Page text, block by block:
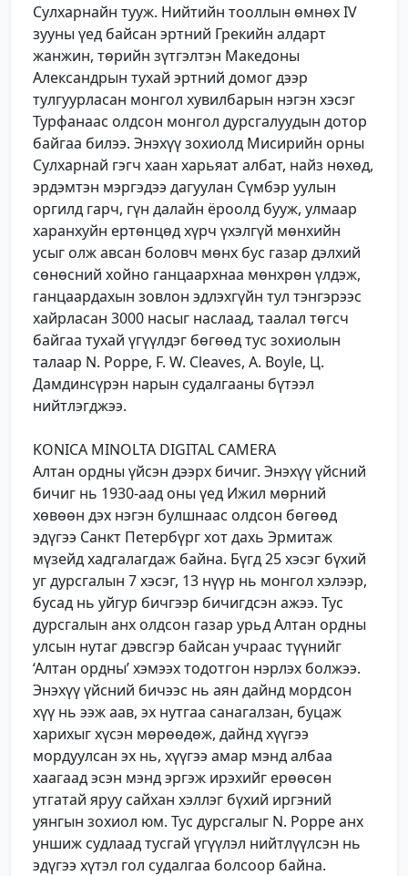
Сулхарнайн тууж. Нийтийн тооллын өмнөх IV
зууны үед байсан эртний Грекийн алдарт
жанжин, төрийн зүтгэлтэн Македоны
Александрын тухай эртний домог дээр
тулгуурласан монгол хувилбарын нэгэн хэсэг
Турфанаас олдсон монгол дурсгалуудын дотор
байгаа билээ. Энэхүү зохиолд Мисирийн орны
Сулхарнай гэгч хаан харьяат албат, найз нөхөд,
эрдэмтэн мэргэдээ дагуулан Сүмбэр уулын
оргилд гарч, гүн далайн ёроолд бууж, улмаар
харанхуйн ертөнцөд хүрч үхэлгүй мөнхийн
усыг олж авсан боловч мөнх бус газар дэлхий
сөнөсний хойно ганцаархнаа мөнхрөн үлдэж,
ганцаардахын зовлон эдлэхгүйн тул тэнгэрээс
хайрласан 3000 насыг наслаад, таалал төгсч
байгаа тухай үгүүлдэг бөгөөд тус зохиолын
талаар N. Poppe, F. W. Cleaves, A. Boyle, Ц.
Дамдинсүрэн нарын судалгааны бүтээл
нийтлэгджээ.
KONICA MINOLTA DIGITAL CAMERA
Алтан ордны үйсэн дээрх бичиг. Энэхүү үйсний
бичиг нь 1930-аад оны үед Ижил мөрний
хөвөөн дэх нэгэн булшнаас олдсон бөгөөд
эдүгээ Санкт Петербүрг хот дахь Эрмитаж
мүзейд хадгалагдаж байна. Бүгд 25 хэсэг бүхий
уг дурсгалын 7 хэсэг, 13 нүүр нь монгол хэлээр,
бусад нь уйгур бичгээр бичигдсэн ажээ. Тус
дурсгалын анх олдсон газар урьд Алтан ордны
улсын нутаг дэвсгэр байсан учраас түүнийг
‘Алтан ордны’ хэмээх тодотгон нэрлэх болжээ.
Энэхүү үйсний бичээс нь аян дайнд мордсон
хүү нь ээж аав, эх нутгаа санагалзан, буцаж
харихыг хүсэн мөрөөдөж, дайнд хүүгээ
мордуулсан эх нь, хүүгээ амар мэнд албаа
хаагаад эсэн мэнд эргэж ирэхийг ерөөсөн
утгатай яруу сайхан хэллэг бүхий иргэний
уянгын зохиол юм. Тус дурсгалыг N. Poppe анх
уншиж судлаад тусгай үгүүлэл нийтлүүлсэн нь
эдүгээ хүтэл гол судалгаа болсоор байна.